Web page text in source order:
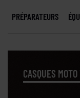
PRÉPARATEURS
CASQUES